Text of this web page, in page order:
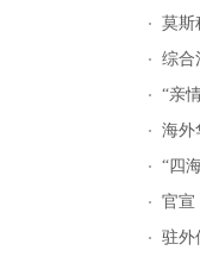
莫斯
综合
“亲
海外
“四
官宣
驻外